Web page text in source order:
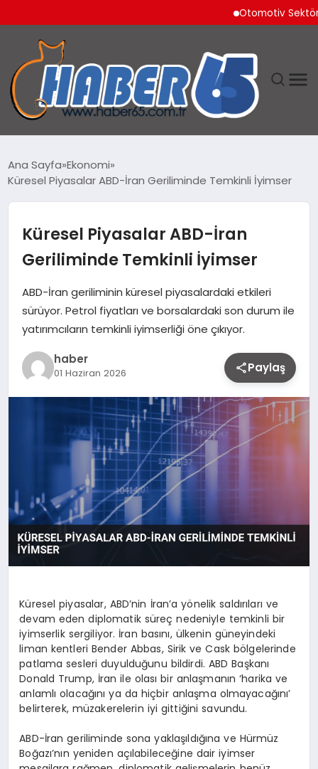
Otomotiv Sektörü
TEKNOLOJI
Ana Sayfa Ekonomi
Küresel Piyasalar ABD-İran Geriliminde Temkinli İyimser
Küresel Piyasalar ABD-İran
Geriliminde Temkinli İyimser
ABD-İran geriliminin küresel piyasalardaki etkileri
sürüyor. Petrol fiyatları ve borsalardaki son durum ile
yatırımcıların temkinli iyimserliği öne çıkıyor.
haber
01 Haziran 2026 Paylaş
Küresel piyasalar, ABD’nin İran’a yönelik saldırıları ve
devam eden diplomatik süreç nedeniyle temkinli bir
iyimserlik sergiliyor. İran basını, ülkenin güneyindeki
liman kentleri Bender Abbas, Sirik ve Cask bölgelerinde
patlama sesleri duyulduğunu bildirdi. ABD Başkanı
Donald Trump, İran ile olası bir anlaşmanın ‘harika ve
anlamlı olacağını ya da hiçbir anlaşma olmayacağını’
belirterek, müzakerelerin iyi gittiğini savundu.
ABD-İran geriliminde sona yaklaşıldığına ve Hürmüz
Boğazı’nın yeniden açılabileceğine dair iyimser